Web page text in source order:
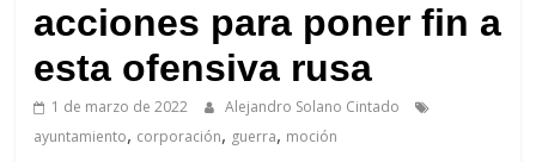
acciones para poner fin a
esta ofensiva rusa
1 de marzo de 2022
Alejandro Solano Cintado
ayuntamiento, corporación, guerra, moción